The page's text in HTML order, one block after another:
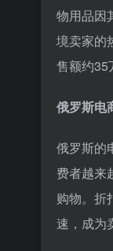
物用品因
境卖家的
售额约35
俄罗斯电
俄罗斯的
费者越来
购物。折
速，成为